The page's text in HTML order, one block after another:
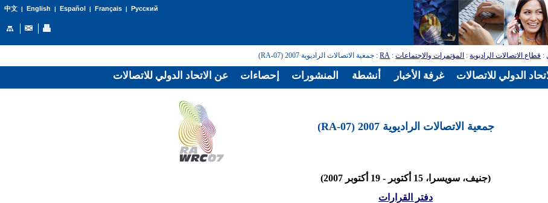
中文| English | Español | Français| Русский
: قطاع الاتصالات الراديوية: المؤتمرات والاجتماعات:
RA: جمعية الاتصالات الراديوية 2007 (RA-07)
جمعية الاتصالات الراديوية 2007 (RA-07)
(جنيف، سويسرا، 15 أكتوبر - 19 أكتوبر 2007)
دفتر القرارات
عن الاتحاد الدولي للاتصالات إحصاءات المنشورات أنشطة غرفة الأخبار الدولي للاتصالات